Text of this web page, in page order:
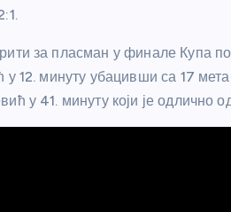
за пласман у финале Купа
у 12. минуту убацивши са 17
у 41. минуту који је одлично